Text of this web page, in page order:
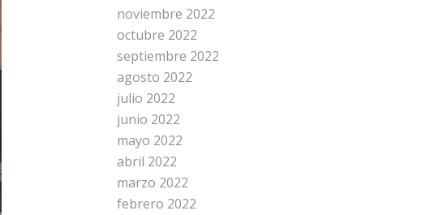
noviembre 2022
octubre 2022
septiembre 2022
agosto 2022
julio 2022
junio 2022
mayo 2022
abril 2022
marzo 2022
febrero 2022